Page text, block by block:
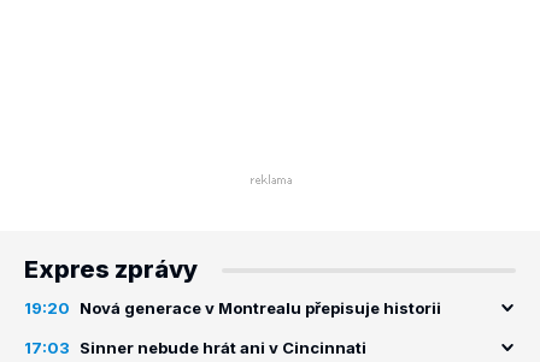
Expres zprávy
19:20 Nová generace v Montrealu přepisuje historii
17:03 Sinner nebude hrát ani v Cincinnati